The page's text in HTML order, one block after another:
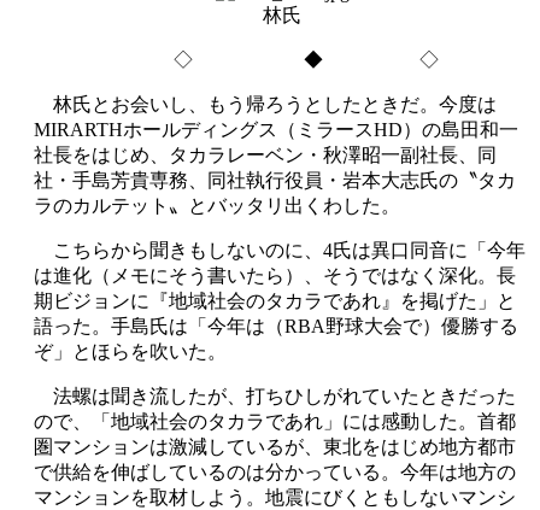
林氏
◇ ◆ ◇
林氏とお会いし、もう帰ろうとしたときだ。今度は
MIRARTHホールディングス（ミラースHD）の島田和一
社長をはじめ、タカラレーベン・秋澤昭一副社長、同
社・手島芳貴専務、同社執行役員・岩本大志氏の〝タカ
ラのカルテット〟とバッタリ出くわした。
こちらから聞きもしないのに、4氏は異口同音に「今年
は進化（メモにそう書いたら）、そうではなく深化。長
期ビジョンに『地域社会のタカラであれ』を掲げた」と
語った。手島氏は「今年は（RBA野球大会で）優勝する
ぞ」とほらを吹いた。
法螺は聞き流したが、打ちひしがれていたときだった
ので、「地域社会のタカラであれ」には感動した。首都
圏マンションは激減しているが、東北をはじめ地方都市
で供給を伸ばしているのは分かっている。今年は地方の
マンションを取材しよう。地震にびくともしないマンシ